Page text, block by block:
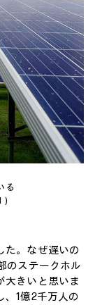
る
。なぜ遅いの
のステークホル
大きいと思いま
1億2千万人の